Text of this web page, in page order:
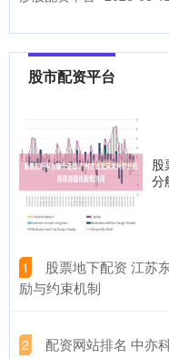
0309宅地土拍，历经超百
配资平台股票配资 亚太
2026-06-20
亚太科技(002540.SZ)公
自筹资金投资建设“汽车
深圳股票配资公司 【今
已售罄，机构称看好T链
【主题详情】深圳股票配
罄，机构称看好T链核心
股市配资平台
股
分
1
股票地下配资 江苏
励与约束机制
2
配资网站排名 中亦